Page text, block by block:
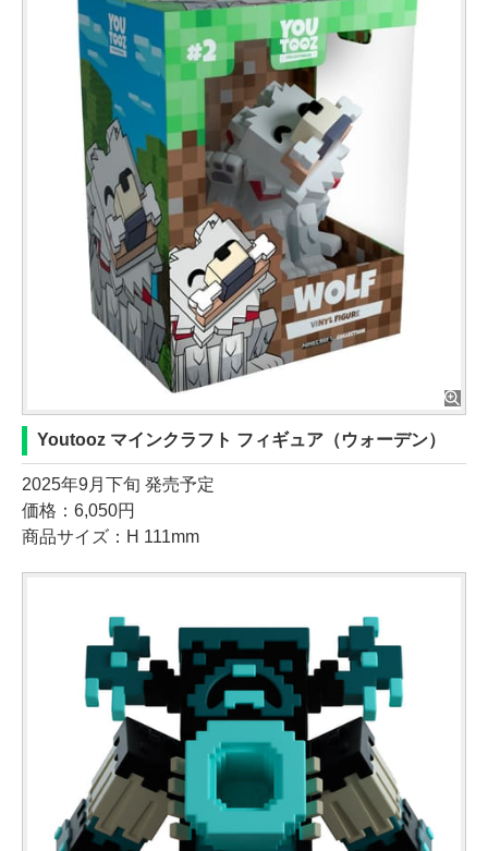
Youtooz マインクラフト フィギュア（ウォーデン）
2025年9月下旬 発売予定
価格：6,050円
商品サイズ：H 111mm